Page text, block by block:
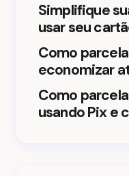
Salvar meu
a próxima vez
Simplifique
usar seu
Como
economizar
Como
usando Pix e